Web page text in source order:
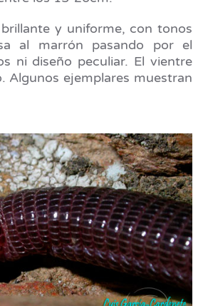
y uniforme, con tonos
al marrón pasando por el
ni diseño peculiar. El vientre
Algunos ejemplares muestran